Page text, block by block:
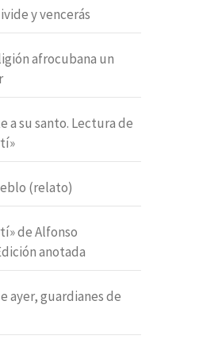
y vencerás
afrocubana un
a su santo. Lectura de
(relato)
de Alfonso
anotada
ayer, guardianes de